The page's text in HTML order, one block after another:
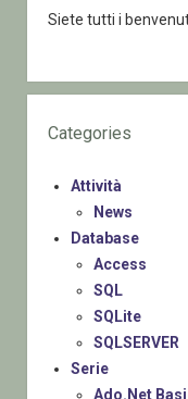
Siete tutti i
Categories
Attività
News
Database
Access
SQL
SQLite
SQLSERVER
Serie
Ado.Net